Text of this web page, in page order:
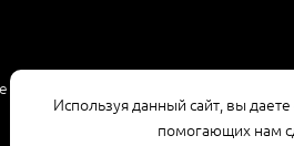
Используя данный сайт, вы
помогающих нам
является публичной офертой или